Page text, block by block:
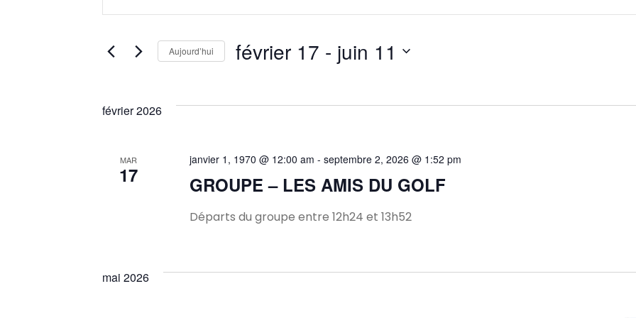
navigation
de
vues
Évènements
Rechercher
Évènements
clé.
Aujourd’hui février 17 - juin 11
date.
février 2026
MAR
17 GROUPE – LES AMIS DU GOLF
janvier 1, 1970 @ 12:00 am - septembre 2, 2026 @ 1:52 pm
Départs du groupe entre 12h24 et 13h52
mai 2026